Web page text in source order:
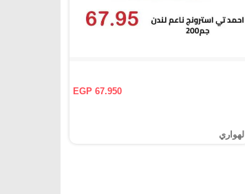
EGP 67.950
الهواري